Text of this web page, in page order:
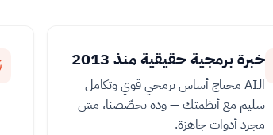
خبرة برمجية حقيقية منذ 2013
الـAI محتاج أساس برمجي قوي وتكامل
سليم مع أنظمتك — وده تخصّصنا، مش
مجرد أدوات جاهزة.